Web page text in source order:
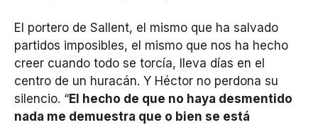
El portero de Sallent, el mismo que ha salvado
partidos imposibles, el mismo que nos ha hecho
creer cuando todo se torcía, lleva días en el
centro de un huracán. Y Héctor no perdona su
silencio. “El hecho de que no haya desmentido
nada me demuestra que o bien se está